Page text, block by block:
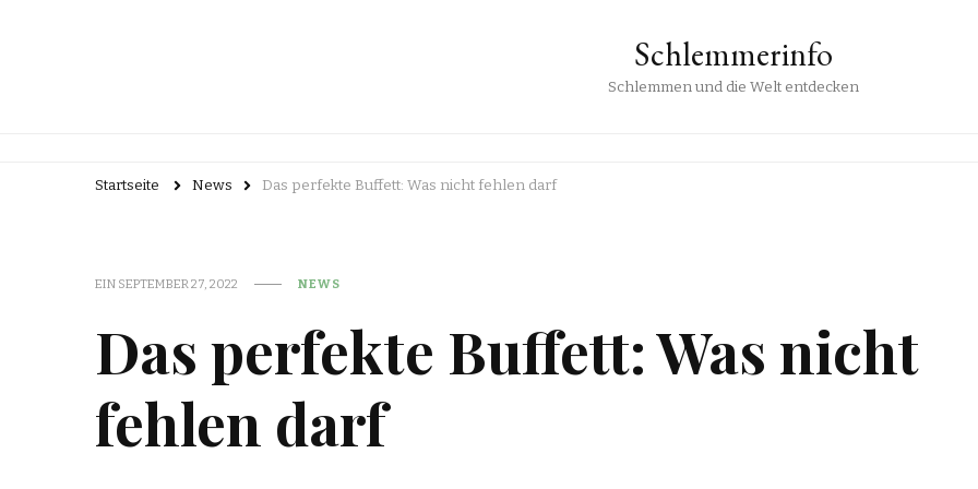
Schlemmerinfo
Schlemmen und die Welt entdecken
Startseite News Das perfekte Buffett: Was nicht fehlen darf
EIN SEPTEMBER 27, 2022 NEWS
Das perfekte Buffett: Was nicht
fehlen darf